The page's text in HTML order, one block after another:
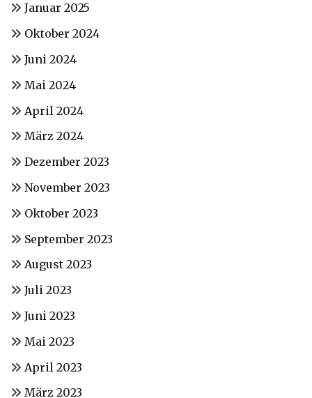
Januar 2025
Oktober 2024
Juni 2024
Mai 2024
April 2024
März 2024
Dezember 2023
November 2023
Oktober 2023
September 2023
August 2023
Juli 2023
Juni 2023
Mai 2023
April 2023
März 2023